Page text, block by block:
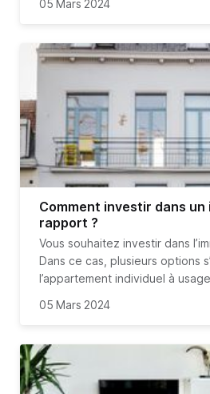
location à usage d’habitation ou
rendement locatif exponentiel.
tousles avantages de cet
05 Mars 2024
Comment investir dans un
rapport ?
Vous souhaitez investir dans
Dans ce cas, plusieurs options
l’appartement individuel à
justement ce dernier qui est le
vous explique tout.
05 Mars 2024